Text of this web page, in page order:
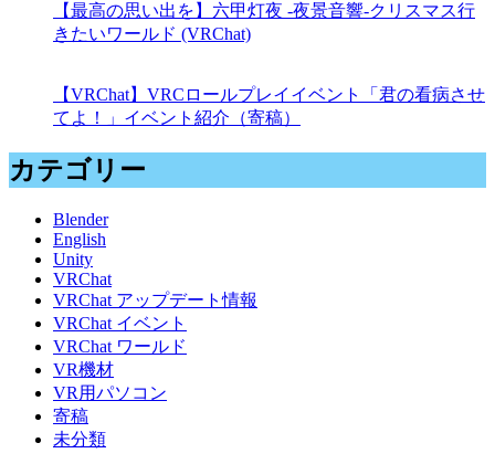
【最高の思い出を】六甲灯夜 -夜景音響-クリスマス行
きたいワールド (VRChat)
【VRChat】VRCロールプレイイベント「君の看病させ
てよ！」イベント紹介（寄稿）
カテゴリー
Blender
English
Unity
VRChat
VRChat アップデート情報
VRChat イベント
VRChat ワールド
VR機材
VR用パソコン
寄稿
未分類